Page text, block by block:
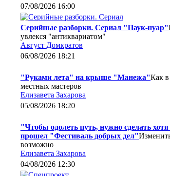
07/08/2026 16:00
Серийные разборки. Сериал "Паук-нуар"
увлекся "антиквариатом"
Август Домкратов
06/08/2026 18:21
"Руками лета" на крыше "Манежа"Как
местных мастеров
Елизавета Захарова
05/08/2026 18:20
"Чтобы одолеть путь, нужно сделать
прошел "Фестиваль добрых дел"
возможно
Елизавета Захарова
04/08/2026 12:30